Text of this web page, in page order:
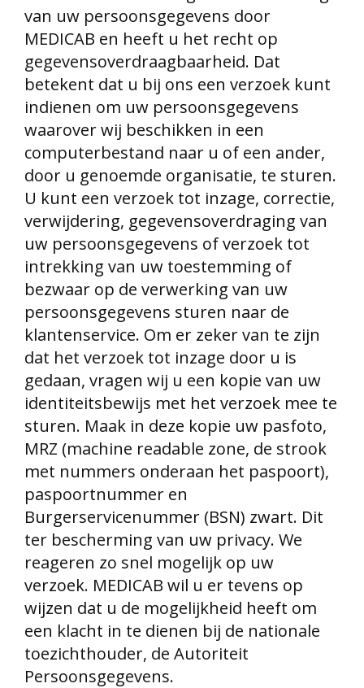
van uw persoonsgegevens door
MEDICAB en heeft u het recht op
gegevensoverdraagbaarheid. Dat
betekent dat u bij ons een verzoek kunt
indienen om uw persoonsgegevens
waarover wij beschikken in een
computerbestand naar u of een ander,
door u genoemde organisatie, te sturen.
U kunt een verzoek tot inzage, correctie,
verwijdering, gegevensoverdraging van
uw persoonsgegevens of verzoek tot
intrekking van uw toestemming of
bezwaar op de verwerking van uw
persoonsgegevens sturen naar de
klantenservice. Om er zeker van te zijn
dat het verzoek tot inzage door u is
gedaan, vragen wij u een kopie van uw
identiteitsbewijs met het verzoek mee te
sturen. Maak in deze kopie uw pasfoto,
MRZ (machine readable zone, de strook
met nummers onderaan het paspoort),
paspoortnummer en
Burgerservicenummer (BSN) zwart. Dit
ter bescherming van uw privacy. We
reageren zo snel mogelijk op uw
verzoek. MEDICAB wil u er tevens op
wijzen dat u de mogelijkheid heeft om
een klacht in te dienen bij de nationale
toezichthouder, de Autoriteit
Persoonsgegevens.